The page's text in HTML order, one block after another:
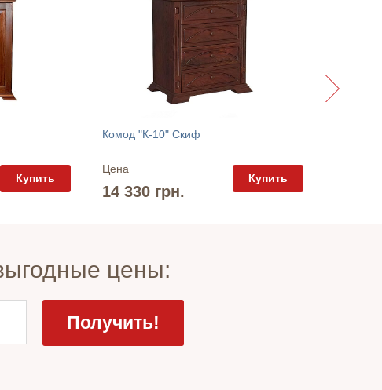
Купить
Комод "К-10" Скиф
Цена
14 330 грн.
Купить
цены: